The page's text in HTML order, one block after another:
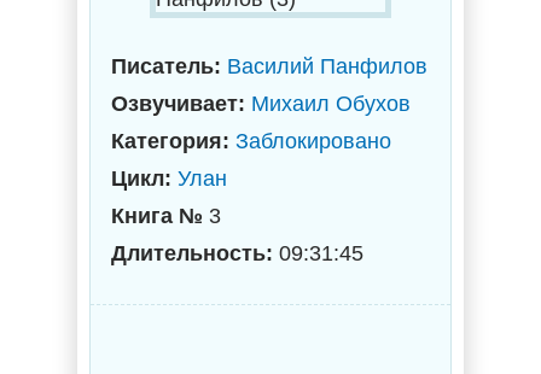
Писатель: Василий Панфилов
Озвучивает: Михаил Обухов
Категория: Заблокировано
Цикл: Улан
Книга № 3
Длительность: 09:31:45